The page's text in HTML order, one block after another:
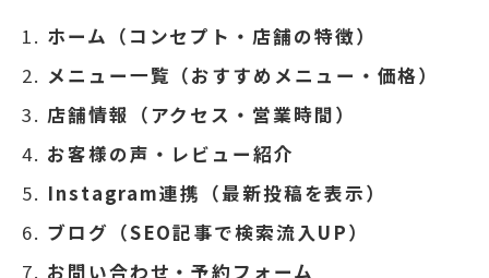
ホーム（コンセプト・店舗の特徴）
メニュー一覧（おすすめメニュー・価格）
店舗情報（アクセス・営業時間）
お客様の声・レビュー紹介
Instagram連携（最新投稿を表示）
ブログ（SEO記事で検索流入UP）
お問い合わせ・予約フォーム